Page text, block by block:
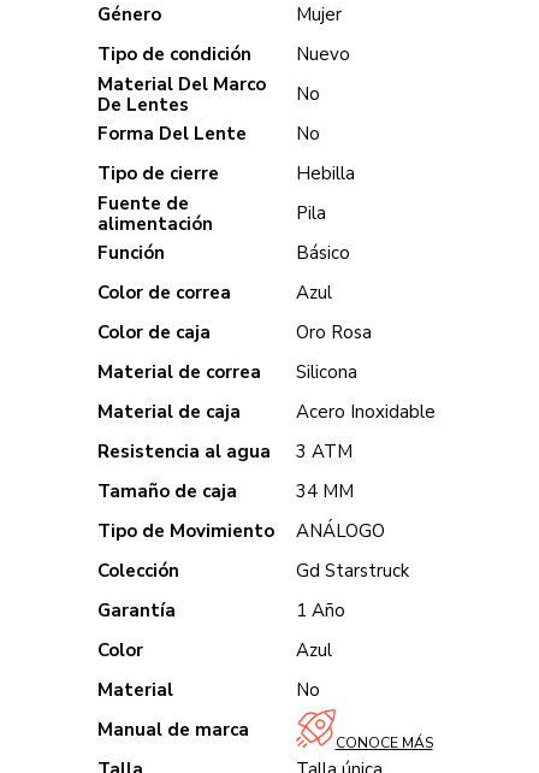
Género
Mujer
Tipo de condición
Nuevo
Material Del Marco
De Lentes
No
Forma Del Lente
No
Tipo de cierre
Hebilla
Fuente de
alimentación
Pila
Función
Básico
Color de correa
Azul
Color de caja
Oro Rosa
Material de correa
Silicona
Material de caja
Acero Inoxidable
Resistencia al agua
3 ATM
Tamaño de caja
34 MM
Tipo de Movimiento
ANÁLOGO
Colección
Gd Starstruck
Garantía
1 Año
Color
Azul
Material
No
Manual de marca
CONOCE MÁS